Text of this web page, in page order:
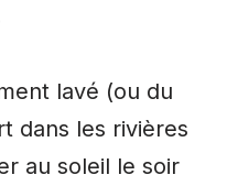
lavé (ou du
dans les rivières
au soleil le soir